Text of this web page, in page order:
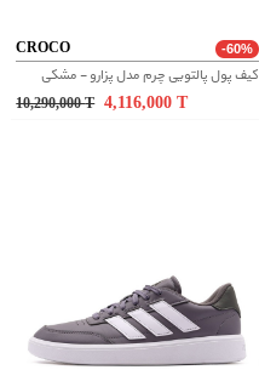
CROCO -60%
کیف پول پالتویی چرم مدل پزارو - مشکی
10,290,000T 4,116,000T